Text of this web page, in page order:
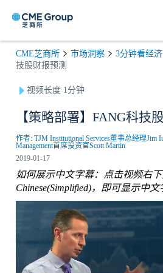
CME芝商所 市场洞察 3分钟看经济
技股财报预测
视频长度 1分钟
【策略部署】FANG科技
作者: TJM Institutional Services董事总经理Jim
Management首席投资官Scott Martin
2019-01-17
如何展示中文字幕：点击视频右
Chinese(Simplified)，即可显示中文